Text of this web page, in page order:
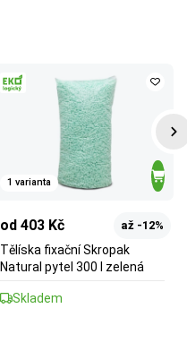
1 varianta
od 403 Kč až -12%
Tělíska fixační Skropak
Natural pytel 300 l zelená
Skladem